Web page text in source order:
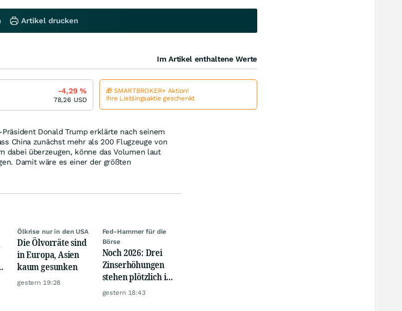
Donald Trump erklärte nach seinem
China zunächst mehr als 200 Flugzeuge von
dabei überzeugen, könne das Volumen laut
Damit wäre es einer der größten
Ölkrise nur in den USA
Die Ölvorräte sind
in Europa, Asien
kaum gesunken
gestern 19:28
Fed-Hammer für die
Börse
Noch 2026: Drei
Zinserhöhungen
stehen plötzlich im
Raum
gestern 18:43
Artikel drucken
Im Artikel enthaltene Werte
-4,29 %
78,26 USD
🎁 SMARTBROKER+ Aktion!
Ihre Lieblingsaktie geschenkt